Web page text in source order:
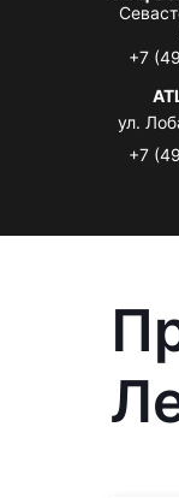
+7
ул.
+7